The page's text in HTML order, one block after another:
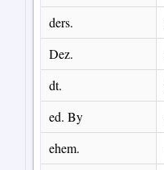
ders.
Dez.
dt.
ed. By
ehem.